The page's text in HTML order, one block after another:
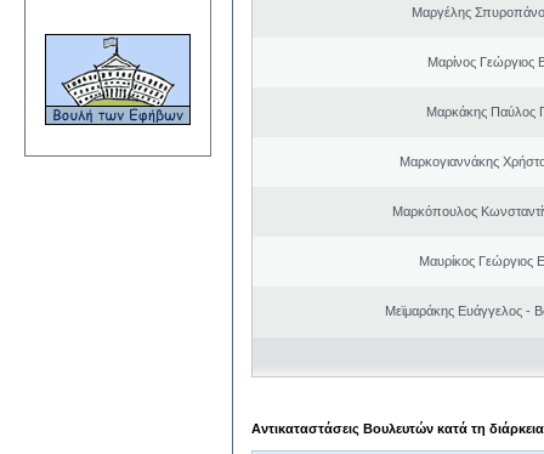
Μαργέλης
Μαρίνος Γεώργιος
Μαρκάκης Παύλος
Μαρκογιαννάκης
Μαρκόπουλος
Μαυρίκος Γεώργιος
Μεϊμαράκης Ευάγγελος -
Αντικαταστάσεις Βουλευτών κατά τη